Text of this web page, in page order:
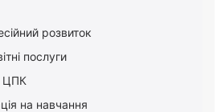
розвиток
послуги
ЦПК
на навчання